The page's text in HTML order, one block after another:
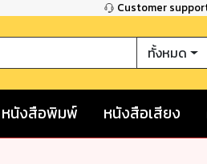
Customer
ทั้งหมด
หนังสือพิมพ์ หนังสือเสียง